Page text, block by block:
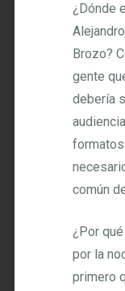
¿Dónde
Brozo?
gente
debería
común
¿Por
por la
primero